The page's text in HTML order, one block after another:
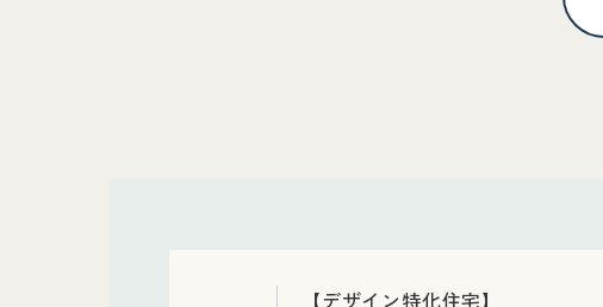
【デザイン特化住宅】